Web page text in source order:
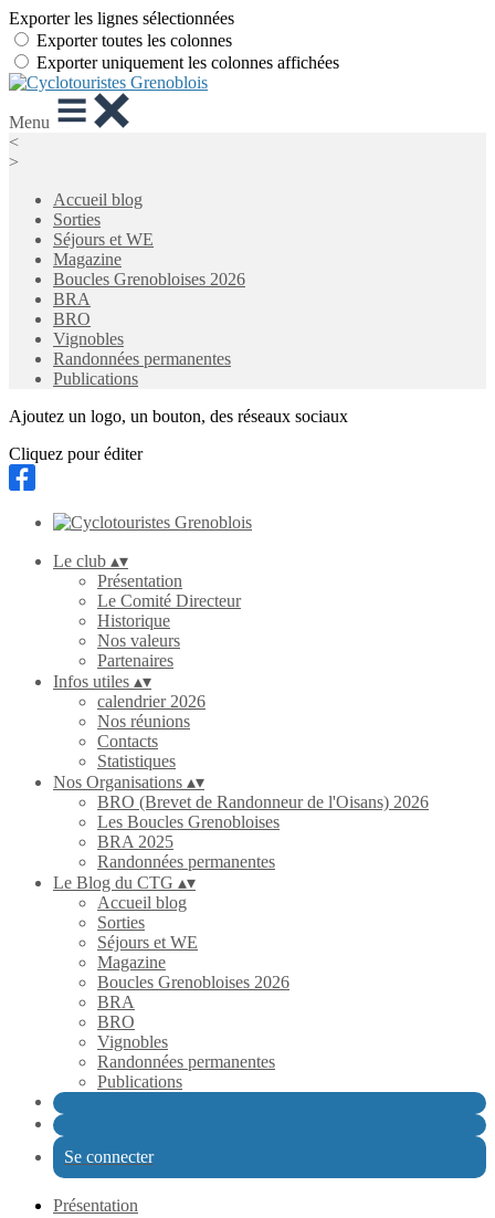
Exporter les lignes sélectionnées
Exporter toutes les colonnes
Exporter uniquement les colonnes affichées
Menu
<
>
Accueil blog
Sorties
Séjours et WE
Magazine
Boucles Grenobloises 2026
BRA
BRO
Vignobles
Randonnées permanentes
Publications
Ajoutez un logo, un bouton, des réseaux sociaux
Cliquez pour éditer
Le club ▴▾
Présentation
Le Comité Directeur
Historique
Nos valeurs
Partenaires
Infos utiles ▴▾
calendrier 2026
Nos réunions
Contacts
Statistiques
Nos Organisations ▴▾
BRO (Brevet de Randonneur de l'Oisans) 2026
Les Boucles Grenobloises
BRA 2025
Randonnées permanentes
Le Blog du CTG ▴▾
Accueil blog
Sorties
Séjours et WE
Magazine
Boucles Grenobloises 2026
BRA
BRO
Vignobles
Randonnées permanentes
Publications
Se connecter
Présentation